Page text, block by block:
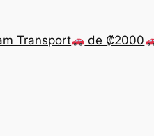
Transport de ₡2000